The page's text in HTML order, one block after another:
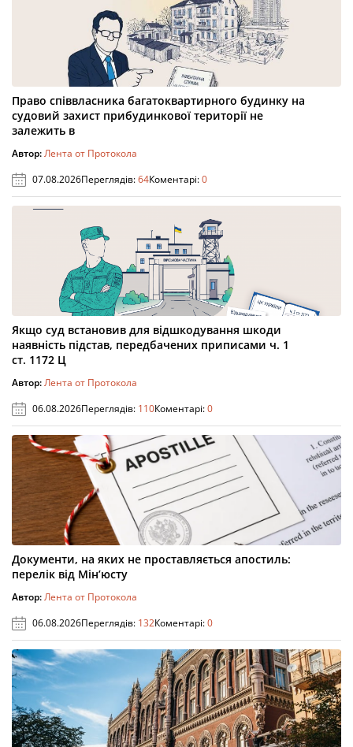
Право співвласника багатоквартирного будинку на
судовий захист прибудинкової території не
залежить в
Автор:Лента от Протокола
07.08.2026Переглядів:64Коментарі:0
Якщо суд встановив для відшкодування шкоди
наявність підстав, передбачених приписами ч. 1
ст. 1172 Ц
Автор:Лента от Протокола
06.08.2026Переглядів: 110Коментарі:0
Документи, на яких не проставляється апостиль:
перелік від Мін’юсту
Автор:Лента от Протокола
06.08.2026Переглядів: 132Коментарі:0